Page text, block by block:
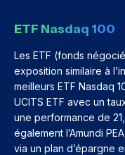
ETF Nasdaq 100
Les ETF (fonds
exposition similaire à
meilleurs ETF Nasdaq
UCITS ETF avec un
une performance de
également l’Amundi
via un plan d’épargne